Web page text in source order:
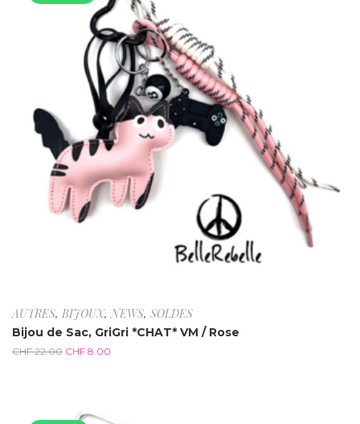
AUTRES, BIJOUX,NEWS, SOLDES
Bijou de Sac, GriGri *CHAT* VM / Rose
CHF22.00 CHF 8.00